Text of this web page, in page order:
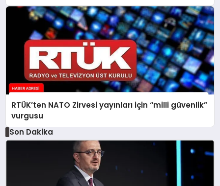
RTÜK’ten NATO Zirvesi yayınları için “milli güvenlik”
vurgusu
Son Dakika